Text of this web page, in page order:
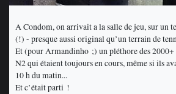
A Condom, on arrivait a la salle de jeu, sur un
(!) - presque aussi original qu’un terrain de
Et (pour Armandinho ;) un pléthore des
N2 qui étaient toujours en cours, même si ils
10 h du matin...
Et c’était parti !